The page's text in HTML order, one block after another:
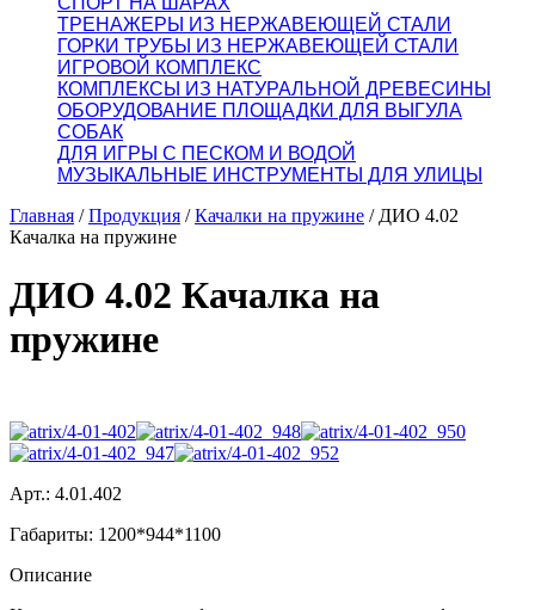
ТРЕНАЖЕРЫ ИЗ НЕРЖАВЕЮЩЕЙ СТАЛИ
ГОРКИ ТРУБЫ ИЗ НЕРЖАВЕЮЩЕЙ СТАЛИ
ИГРОВОЙ КОМПЛЕКС
КОМПЛЕКСЫ ИЗ НАТУРАЛЬНОЙ ДРЕВЕСИНЫ
ОБОРУДОВАНИЕ ПЛОЩАДКИ ДЛЯ ВЫГУЛА
СОБАК
ДЛЯ ИГРЫ С ПЕСКОМ И ВОДОЙ
МУЗЫКАЛЬНЫЕ ИНСТРУМЕНТЫ ДЛЯ УЛИЦЫ
Главная /Продукция /Качалки на пружине / ДИО 4.02
Качалка на пружине
ДИО 4.02 Качалка на
пружине
Арт.: 4.01.402
Габариты: 1200*944*1100
Описание